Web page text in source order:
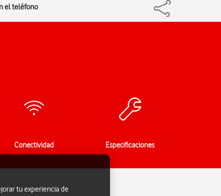
el teléfono
Conectividad Especificaciones
tu experiencia de